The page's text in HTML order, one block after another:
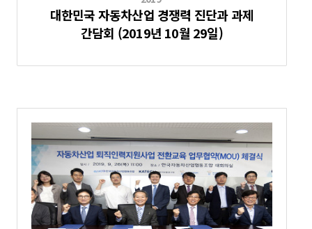
대한민국 자동차산업 경쟁력 진단과 과제
간담회 (2019년 10월 29일)